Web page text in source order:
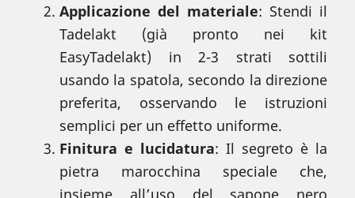
Applicazione del materiale: Stendi il
Tadelakt (già pronto nei kit
EasyTadelakt) in 2-3 strati sottili
usando la spatola, secondo la direzione
preferita, osservando le istruzioni
semplici per un effetto uniforme.
Finitura e lucidatura: Il segreto è la
pietra marocchina speciale che,
insieme all’uso del sapone nero